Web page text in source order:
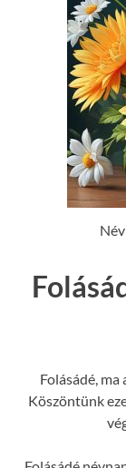
Folásádé,
Köszöntünk